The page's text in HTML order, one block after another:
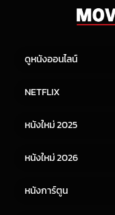
ดูหนังออนไลน์
หนังจีน
NETFLIX
หนังใหม่ 2025
หนังใหม่ 2026
หนังการ์ตูน